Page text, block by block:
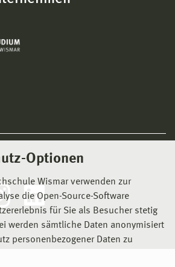
Optionen
Wismar verwenden zur
die Open-Source-Software
für Sie als Besucher stetig
werden sämtliche Daten anonymisiert
personenbezogener Daten zu